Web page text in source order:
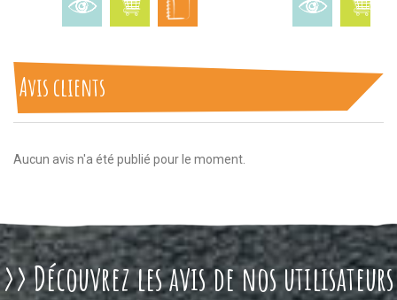
Avis clients
Aucun avis n'a été publié pour le moment.
>> Découvrez les avis de nos utilisateurs